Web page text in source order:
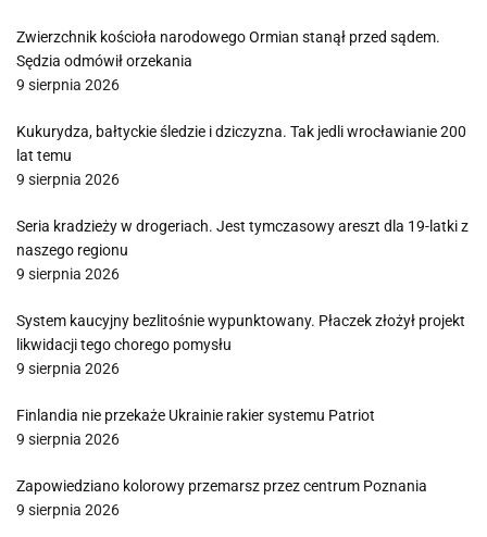
Zwierzchnik kościoła narodowego Ormian stanął przed sądem.
Sędzia odmówił orzekania
9 sierpnia 2026
Kukurydza, bałtyckie śledzie i dziczyzna. Tak jedli wrocławianie 200
lat temu
9 sierpnia 2026
Seria kradzieży w drogeriach. Jest tymczasowy areszt dla 19-latki z
naszego regionu
9 sierpnia 2026
System kaucyjny bezlitośnie wypunktowany. Płaczek złożył projekt
likwidacji tego chorego pomysłu
9 sierpnia 2026
Finlandia nie przekaże Ukrainie rakier systemu Patriot
9 sierpnia 2026
Zapowiedziano kolorowy przemarsz przez centrum Poznania
9 sierpnia 2026